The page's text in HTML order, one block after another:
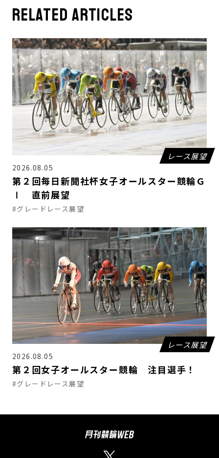
related articles
レース展望
2026.08.05
第２回毎日新聞社杯女子オールスター競輪Ｇ
Ⅰ 直前展望
#グレードレース展望
レース展望
2026.08.05
第２回女子オールスター競輪 注目選手！
#グレードレース展望